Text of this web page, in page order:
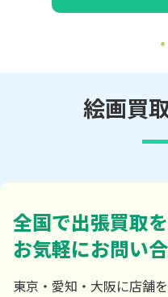
絵画買
全国で出張買取
お気軽にお問い
東京・愛知・大阪に店舗